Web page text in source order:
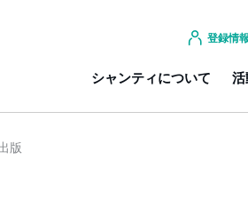
登録情
シャンティについて 活
版